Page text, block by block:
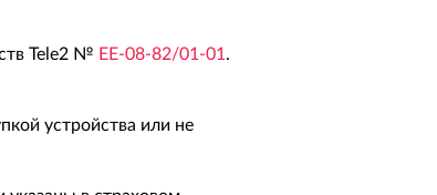
Tele2 № EE-08-82/01-01 .
устройства или не